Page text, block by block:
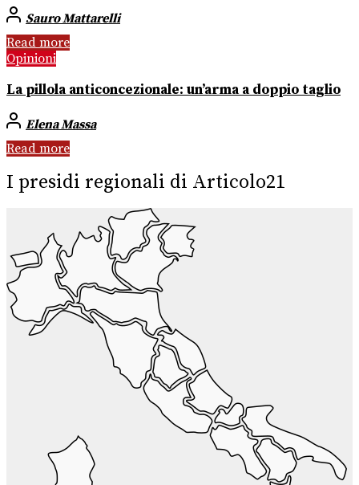
Sauro Mattarelli
Read more
Opinioni
La pillola anticoncezionale: un’arma a doppio taglio
Elena Massa
Read more
I presidi regionali di Articolo21